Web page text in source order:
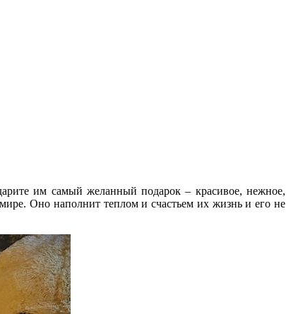
им самый желанный подарок – красивое, нежное,
Оно наполнит теплом и счастьем их жизнь и его не